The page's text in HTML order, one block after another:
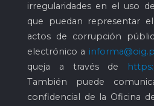
irregularidades en el uso
que puedan representar
actos de corrupción
electrónico a
queja a través de
También puede
confidencial de la Oficina